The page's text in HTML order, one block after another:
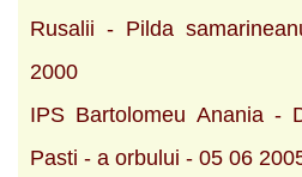
Rusalii - Pilda
2000
IPS Bartolomeu Anania -
Pasti - a orbului - 05 06